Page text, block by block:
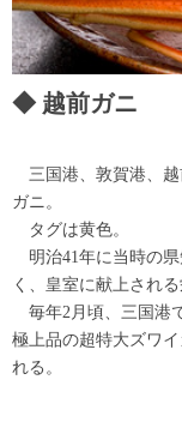
越前ガニ
三国港、敦賀港、越
ガニ。
タグは黄色。
明治41年に当時の県
く、皇室に献上され
毎年2月頃、三国港
極上品の超特大ズワ
れる。